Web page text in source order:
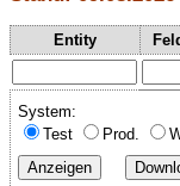
Entity
System:
Test
Prod.